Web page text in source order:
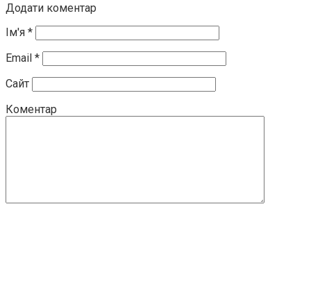
Додати коментар
Ім'я *
Email *
Сайт
Коментар